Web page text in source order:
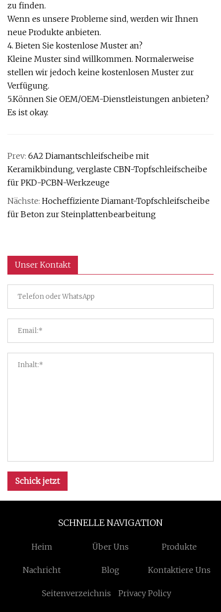
zu finden.
Wenn es unsere Probleme sind, werden wir Ihnen
neue Produkte anbieten.
4. Bieten Sie kostenlose Muster an?
Kleine Muster sind willkommen. Normalerweise
stellen wir jedoch keine kostenlosen Muster zur
Verfügung.
5.Können Sie OEM/OEM-Dienstleistungen anbieten?
Es ist okay.
Prev: 6A2 Diamantschleifscheibe mit
Keramikbindung, verglaste CBN-Topfschleifscheibe
für PKD-PCBN-Werkzeuge
Nächste: Hocheffiziente Diamant-Topfschleifscheibe
für Beton zur Steinplattenbearbeitung
Unser Kontakt
Schick jetzt
SCHNELLE NAVIGATION
Heim Über Uns Produkte
Nachricht Blog Kontaktiere Uns
Seitenverzeichnis Privacy Policy